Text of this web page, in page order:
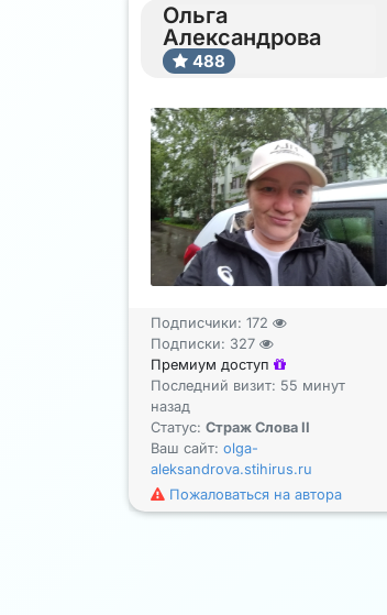
Ольга
Александрова
488
Подписчики: 172
Подписки: 327
Премиум доступ
Последний визит: 55 минут
назад
Статус: Страж Слова II
Ваш сайт: olga-
aleksandrova.stihirus.ru
Пожаловаться на автора